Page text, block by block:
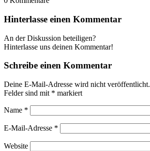
Hinterlasse einen Kommentar
An der Diskussion beteiligen?
Hinterlasse uns deinen Kommentar!
Schreibe einen Kommentar
Deine E-Mail-Adresse wird nicht veröffentlicht.
Felder sind mit * markiert
Name *
E-Mail-Adresse *
Website